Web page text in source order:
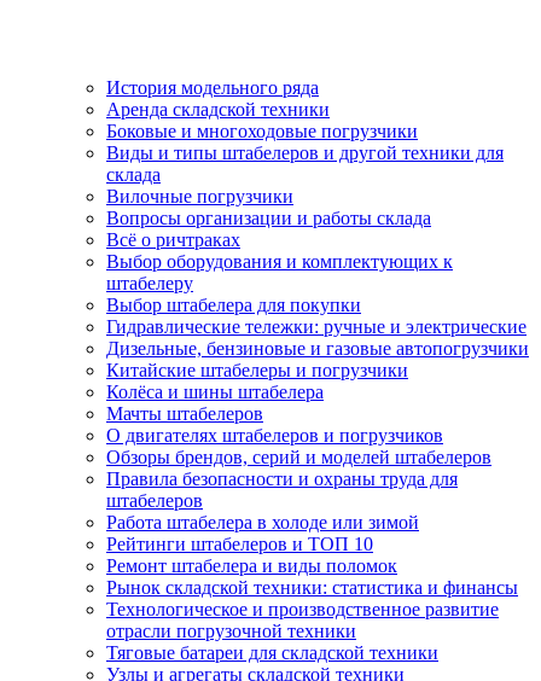
История модельного ряда
Аренда складской техники
Боковые и многоходовые погрузчики
Виды и типы штабелеров и другой техники для
склада
Вилочные погрузчики
Вопросы организации и работы склада
Всё о ричтраках
Выбор оборудования и комплектующих к
штабелеру
Выбор штабелера для покупки
Гидравлические тележки: ручные и электрические
Дизельные, бензиновые и газовые автопогрузчики
Китайские штабелеры и погрузчики
Колёса и шины штабелера
Мачты штабелеров
О двигателях штабелеров и погрузчиков
Обзоры брендов, серий и моделей штабелеров
Правила безопасности и охраны труда для
штабелеров
Работа штабелера в холоде или зимой
Рейтинги штабелеров и ТОП 10
Ремонт штабелера и виды поломок
Рынок складской техники: статистика и финансы
Технологическое и производственное развитие
отрасли погрузочной техники
Тяговые батареи для складской техники
Узлы и агрегаты складской техники